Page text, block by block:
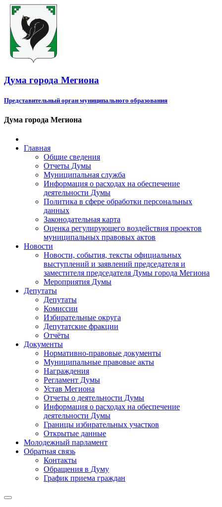
Дума города Мегиона
Представительный орган муниципального образования
Дума города Мегиона
Главная
Общие сведения
Отчеты Думы
Муниципальная служба
Информация о расходах на обеспечение
деятельности Думы
Политика в сфере обработки персональных
данных
Законодательная карта
Оценка регулирующего воздействия проектов
муниципальных правовых актов
Новости
Новости, события, тексты официальных
выступлений и заявлений председателя и
заместителя председателя Думы города Мегиона
Мероприятия Думы
Депутаты
Депутаты
Комиссии
Избирательные округа
Депутатские фракции
Отчёты
Документы
Нормативно-правовые документы
Муниципальные правовые акты
Награждения
Регламент Думы
Устав Мегиона
Отчеты о деятельности Думы
Информация о расходах на обеспечение
деятельности Думы
Границы избирательных участков
Открытые данные
Молодежный парламент
Обратная связь
Контакты
Обращения в Думу
График приема граждан